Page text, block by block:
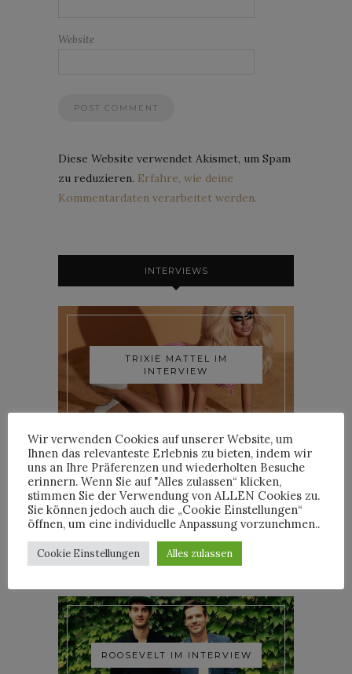
Website
Diese Website verwendet Akismet, um Spam
zu reduzieren. Erfahre, wie deine
Kommentardaten verarbeitet werden.
INTERVIEWS
TRIXIE MATTEL IM
INTERVIEW
YOANN LEMOINE AKA
WOODKID IM INTERVIEW
ROOSEVELT IM INTERVIEW
Wir verwenden Cookies auf unserer Website, um
Ihnen das relevanteste Erlebnis zu bieten, indem wir
uns an Ihre Präferenzen und wiederholten Besuche
erinnern. Wenn Sie auf "Alles zulassen“ klicken,
stimmen Sie der Verwendung von ALLEN Cookies zu.
Sie können jedoch auch die „Cookie Einstellungen“
öffnen, um eine individuelle Anpassung vorzunehmen..
Cookie Einstellungen Alles zulassen